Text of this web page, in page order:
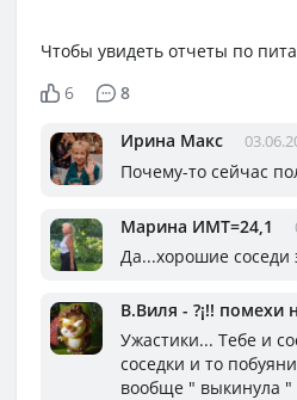
Чтобы увидеть отчеты по
6
8
Ирина Макс
Почему-то сейчас
Марина ИМТ=24,1
Да...хорошие соседи
В.Виля - ?¡!! помехи
Ужастики... Тебе и
соседки и то
вообще " выкинула "